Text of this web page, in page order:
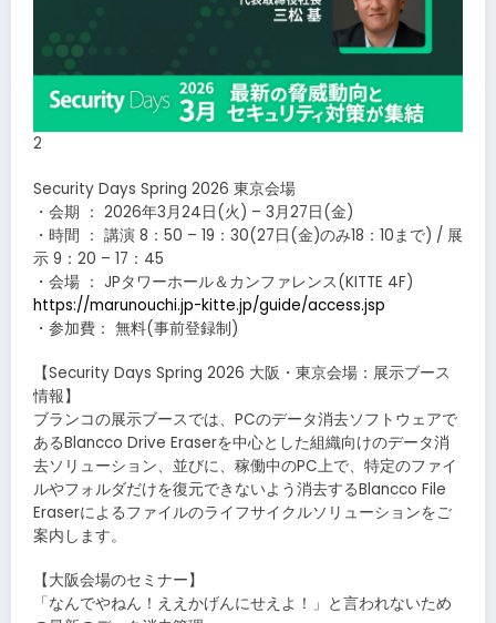
2
Security Days Spring 2026 東京会場
・会期 ： 2026年3月24日(火) – 3月27日(金)
・時間 ： 講演 8：50 – 19：30(27日(金)のみ18：10まで) / 展
示 9：20 – 17：45
・会場 ： JPタワーホール＆カンファレンス(KITTE 4F)
https://marunouchi.jp-kitte.jp/guide/access.jsp
・参加費： 無料(事前登録制)
【Security Days Spring 2026 大阪・東京会場：展示ブース
情報】
ブランコの展示ブースでは、PCのデータ消去ソフトウェアで
あるBlancco Drive Eraserを中心とした組織向けのデータ消
去ソリューション、並びに、稼働中のPC上で、特定のファイ
ルやフォルダだけを復元できないよう消去するBlancco File
Eraserによるファイルのライフサイクルソリューションをご
案内します。
【大阪会場のセミナー】
「なんでやねん！ええかげんにせえよ！」と言われないため